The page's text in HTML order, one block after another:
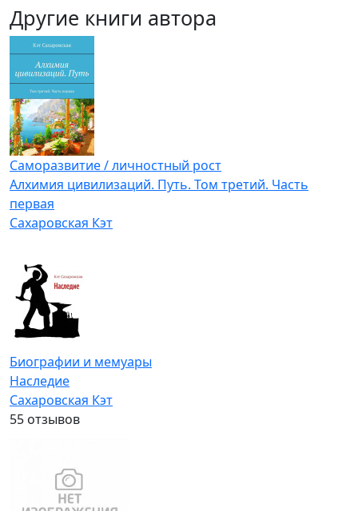
Другие книги автора
Саморазвитие / личностный рост
Алхимия цивилизаций. Путь. Том третий. Часть
первая
Сахаровская Кэт
Биографии и мемуары
Наследие
Сахаровская Кэт
55 отзывов